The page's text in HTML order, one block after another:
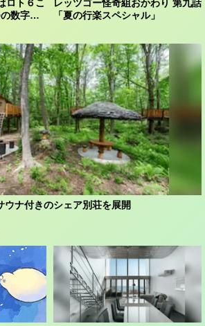
ロト６こ
数字が
レッツゴー怪奇組おかわり 第九話
「夏の行楽スペシャル」
ウナ付きのシェア別荘を展開